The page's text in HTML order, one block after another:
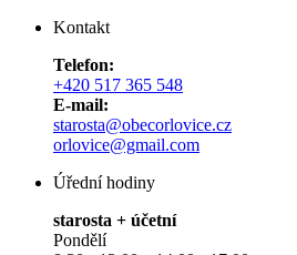
Kontakt
Telefon:
+420 517 365 548
E-mail:
starosta@obecorlovice.cz
orlovice@gmail.com
Úřední hodiny
starosta + účetní
Pondělí